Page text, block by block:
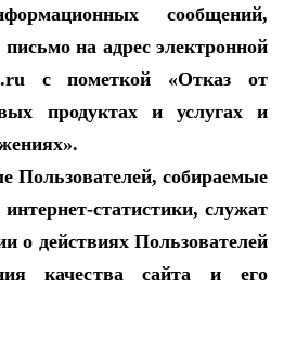
сообщений,
на адрес электронной
с пометкой «Отказ от
продуктах и услугах и
Пользователей, собираемые
статистики, служат
о действиях Пользователей
качества сайта и его